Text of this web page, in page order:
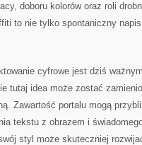
doboru kolorów oraz roli
to nie tylko spontaniczny
cyfrowe jest dziś
tutaj idea może zostać
Zawartość portalu mogą
tekstu z obrazem i
styl może skuteczniej